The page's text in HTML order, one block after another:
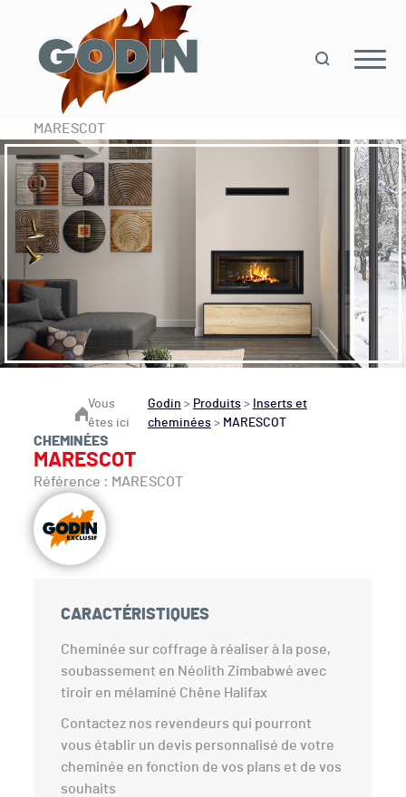
MARESCOT
Vous
êtes ici
Godin > Produits> Inserts et
cheminées> MARESCOT
CHEMINÉES
MARESCOT
Référence : MARESCOT
CARACTÉRISTIQUES
Cheminée sur coffrage à réaliser à la pose,
soubassement en Néolith Zimbabwé avec
tiroir en mélaminé Chêne Halifax
Contactez nos revendeurs qui pourront
vous établir un devis personnalisé de votre
cheminée en fonction de vos plans et de vos
souhaits